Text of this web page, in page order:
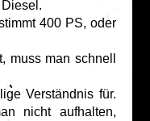
400 PS, oder
muss man schnell
Verständnis für.
nicht aufhalten,